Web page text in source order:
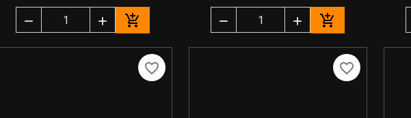
  
Ajouter au panier
  
Ajouter au
favorite_border favorite_border